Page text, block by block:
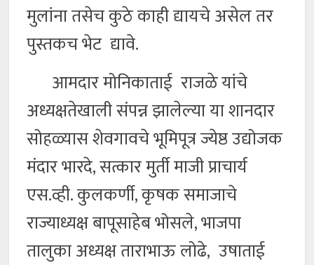
मुलांना तसेच कुठे काही द्यायचे असेल तर
पुस्तकच भेट द्यावे.
आमदार मोनिकाताई राजळे यांचे
अध्यक्षतेखाली संपन्न झालेल्या या शानदार
सोहळ्यास शेवगावचे भूमिपूत्र ज्येष्ठ उद्योजक
मंदार भारदे, सत्कार मुर्ती माजी प्राचार्य
एस.व्ही. कुलकर्णी, कृषक समाजाचे
राज्याध्यक्ष बापूसाहेब भोसले, भाजपा
तालुका अध्यक्ष ताराभाऊ लोढे, उषाताई